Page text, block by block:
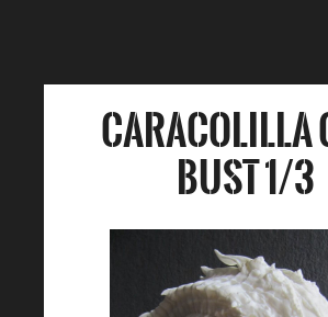
Caracolilla
bust 1/3